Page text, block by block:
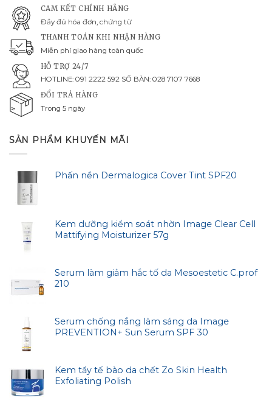
CAM KẾT CHÍNH HÃNG
Đầy đủ hóa đơn, chứng từ
THANH TOÁN KHI NHẬN HÀNG
Miễn phí giao hàng toàn quốc
HỖ TRỢ 24/7
HOTLINE: 091 2222 592 SỐ BÀN: 028 7107 7668
ĐỔI TRẢ HÀNG
Trong 5 ngày
SẢN PHẨM KHUYẾN MÃI
Phấn nền Dermalogica Cover Tint SPF20
Kem dưỡng kiểm soát nhờn Image Clear Cell
Mattifying Moisturizer 57g
Serum làm giảm hắc tố da Mesoestetic C.prof
210
Serum chống nắng làm sáng da Image
PREVENTION+ Sun Serum SPF 30
Kem tẩy tế bào da chết Zo Skin Health
Exfoliating Polish